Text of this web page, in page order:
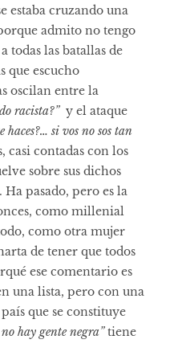
estaba cruzando una
admito no tengo
todas las batallas de
que escucho
oscilan entre la
racista?” y el ataque
haces?… si vos no sos tan
casi contadas con los
sobre sus dichos
pasado, pero es la
como millenial
como otra mujer
de tener que todos
ese comentario es
una lista, pero con una
que se constituye
hay gente negra”tiene